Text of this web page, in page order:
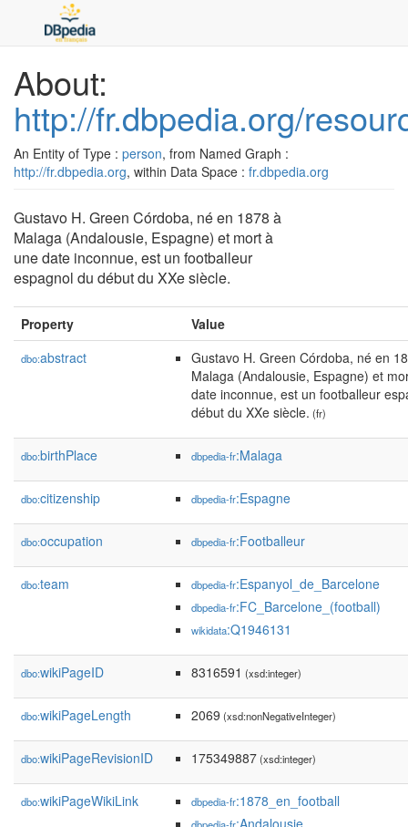
About:
http://fr.dbpedia.org/
An Entity of Type : person, from Named Graph :
http://fr.dbpedia.org, within Data Space : fr.dbpedia.org
Gustavo H. Green Córdoba, né en 1878 à
Malaga (Andalousie, Espagne) et mort à
une date inconnue, est un footballeur
espagnol du début du XXe siècle.
Property Value
dbo:abstract
Gustavo H. Green Córdoba, né en
Malaga (Andalousie, Espagne) et
date inconnue, est un footballeur
début du XXe siècle. (fr)
dbo:birthPlace dbpedia-fr:Malaga
dbo:citizenship dbpedia-fr:Espagne
dbo:occupation dbpedia-fr:Footballeur
dbo:team dbpedia-fr:Espanyol_de_Barcelone
dbpedia-fr:FC_Barcelone_(football)
wikidata:Q1946131
dbo:wikiPageID 8316591 (xsd:integer)
dbo:wikiPageLength 2069 (xsd:nonNegativeInteger)
dbo:wikiPageRevisionID 175349887(xsd:integer)
dbo:wikiPageWikiLink dbpedia-fr:1878_en_football
:Andalousie